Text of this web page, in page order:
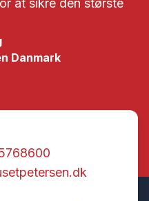
at sikre den største
Danmark